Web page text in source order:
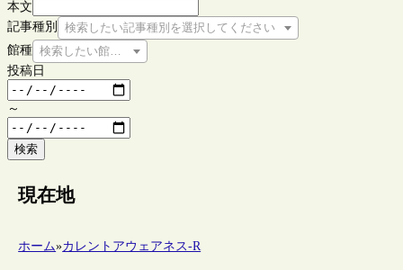
本文
記事種別
検索したい記事種別を選択してください
館種 検索したい館種を選択してください
投稿日
～
検索
現在地
ホーム»カレントアウェアネス-R